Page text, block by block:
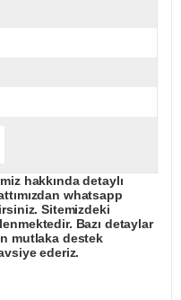
hakkında detaylı
whatsapp
Sitemizdeki
Bazı detaylar
mutlaka destek
ederiz.